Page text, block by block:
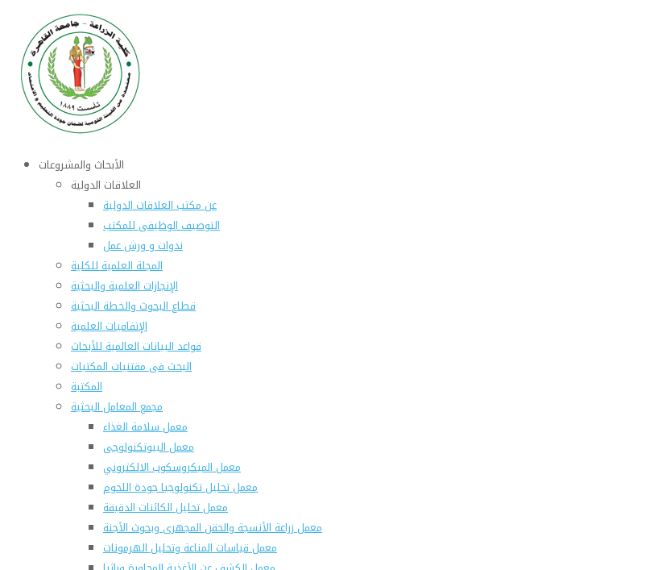
الأبحاث والمشروعات
العلاقات الدولية
عن مكتب العلاقات الدولية
التوصيف الوظيفى للمكتب
ندوات و ورش عمل
المجلة العلمية للكلية
الإنجازات العلمية والبحثية
قطاع البحوث والخطة البحثية
الإتفاقيات العلمية
قواعد البيانات العالمية للأبحاث
البحث فى مقتنيات المكتبات
المكتبة
مجمع المعامل البحثية
معمل سلامة الغذاء
معمل البيوتكنولوجى
معمل الميكروسكوب الالكتروني
معمل تحليل تكنولوجيا جودة اللحوم
معمل تحليل الكائنات الدقيقة
معمل زراعة الأنسجة والحقن المجهرى وبحوث الأجنة
معمل قياسات المناعة وتحليل الهرمونات